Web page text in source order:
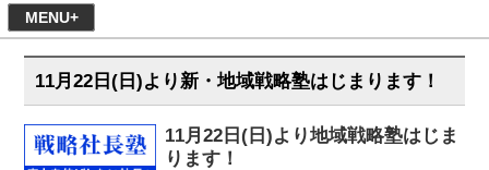
MENU+
11月22日(日)より新・地域戦略塾はじまります！
11月22日(日)より地域戦略塾はじま
ります！